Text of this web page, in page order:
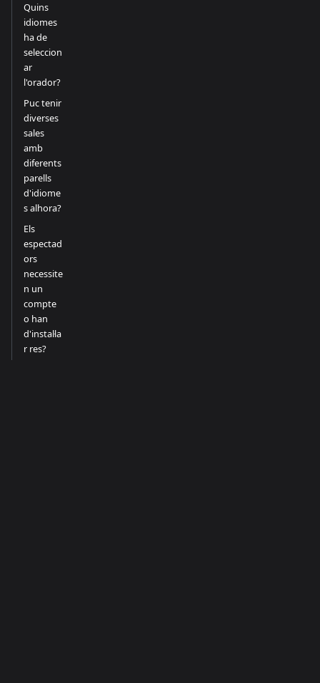
Quins
idiomes
ha de
seleccion
ar
l'orador?
Puc tenir
diverses
sales
amb
diferents
parells
d'idiome
s alhora?
Els
espectad
ors
necessite
n un
compte
o han
d'instal·la
r res?